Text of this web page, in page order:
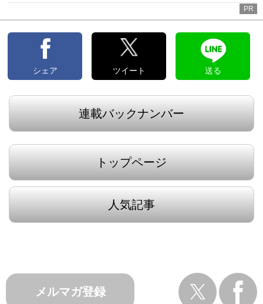
PR
シェア ツイート 送る
連載バックナンバー
トップページ
人気記事
メルマガ登録